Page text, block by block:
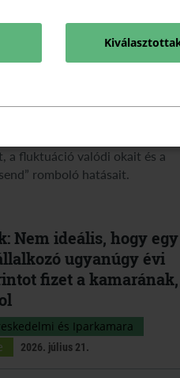
és Iparkamara
a fluktuáció valódi okait és a
romboló hatásait.
Nem ideális, hogy egy
ugyanúgy évi
fizet a kamarának,
és Iparkamara
2026. július 21.